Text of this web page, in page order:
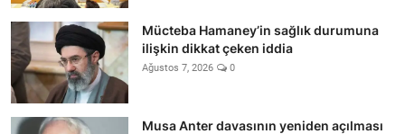
Mücteba Hamaney’in sağlık durumuna
ilişkin dikkat çeken iddia
Ağustos 7, 2026 0
Musa Anter davasının yeniden açılması